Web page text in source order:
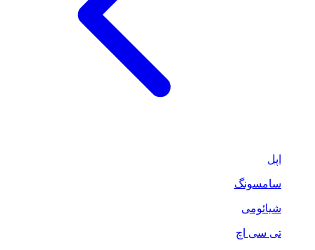
اپل
سامسونگ
شیائومی
تی سی اچ